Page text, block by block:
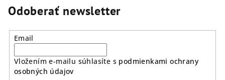
á
d
a
e
Odoberať newsletter
Email
Vložením e-mailu súhlasíte s podmienkami ochrany
osobných údajov